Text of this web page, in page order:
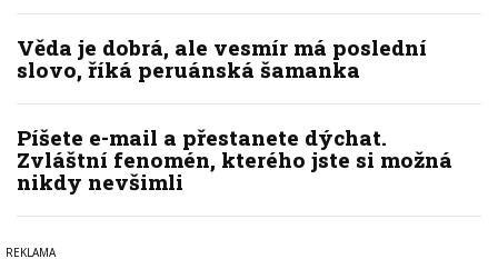
Věda je dobrá, ale vesmír má poslední
slovo, říká peruánská šamanka
Píšete e-mail a přestanete dýchat.
Zvláštní fenomén, kterého jste si možná
nikdy nevšimli